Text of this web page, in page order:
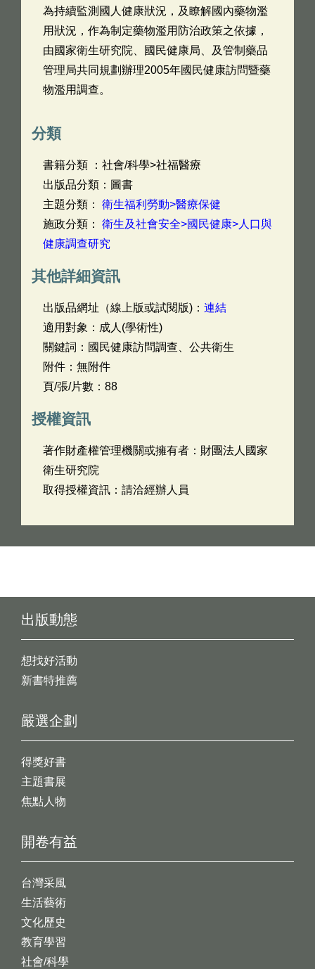
為持續監測國人健康狀況，及瞭解國內藥物濫
用狀況，作為制定藥物濫用防治政策之依據，
由國家衛生研究院、國民健康局、及管制藥品
管理局共同規劃辦理2005年國民健康訪問暨藥
物濫用調查。
分類
書籍分類 ：社會/科學>社福醫療
出版品分類：圖書
主題分類： 衛生福利勞動>醫療保健
施政分類： 衛生及社會安全>國民健康>人口與
健康調查研究
其他詳細資訊
出版品網址（線上版或試閱版)： 連結
適用對象：成人(學術性)
關鍵詞：國民健康訪問調查、公共衛生
附件：無附件
頁/張/片數：88
授權資訊
著作財產權管理機關或擁有者：財團法人國家
衛生研究院
取得授權資訊：請洽經辦人員
出版動態
想找好活動
新書特推薦
開卷有益
台灣采風
生活藝術
文化歷史
教育學習
社會/科學
嚴選企劃
得獎好書
主題書展
焦點人物